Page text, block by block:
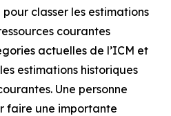
classer les estimations
courantes
actuelles de l’ICM et
estimations historiques
Une personne
faire une importante